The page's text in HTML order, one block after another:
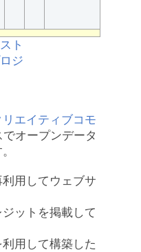
リエイティブコモ
オープンデータ
用してウェブサ
ットを掲載して
用して構築した